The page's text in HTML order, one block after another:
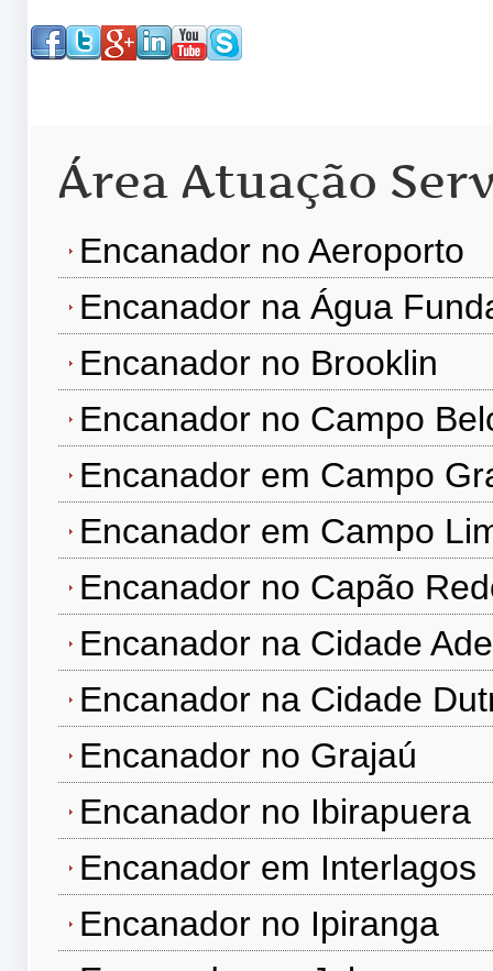
Área Atuação
Encanador no Aeroporto
Encanador na Água
Encanador no Brooklin
Encanador no Campo
Encanador em Campo
Encanador em Campo
Encanador no Capão
Encanador na Cidade
Encanador na Cidade
Encanador no Grajaú
Encanador no Ibirapuera
Encanador em Interlagos
Encanador no Ipiranga